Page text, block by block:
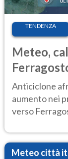
TENDENZA
Meteo,
ancora
Anticiclone
aumento nei
verso
Meteo città